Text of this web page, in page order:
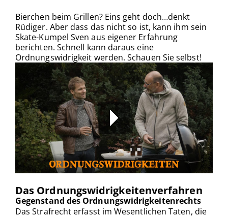
Bierchen beim Grillen? Eins geht doch…denkt
Rüdiger. Aber dass das nicht so ist, kann ihm sein
Skate-Kumpel Sven aus eigener Erfahrung
berichten. Schnell kann daraus eine
Ordnungswidrigkeit werden. Schauen Sie selbst!
00:00 / 00:00
Das Ordnungswidrigkeitenverfahren
Gegenstand des Ordnungswidrigkeitenrechts
Das Strafrecht erfasst im Wesentlichen Taten, die